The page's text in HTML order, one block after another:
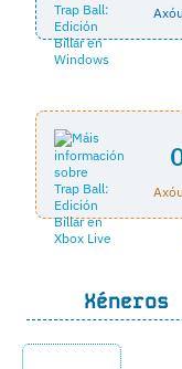
Xéneros